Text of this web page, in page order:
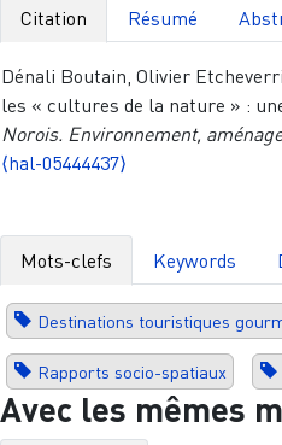
Citation Résumé
Dénali Boutain, Olivier
les « cultures de la nature » :
Norois. Environnement,
⟨hal-05444437⟩
Mots-clefs Keywords
Destinations touristiques
Rapports socio-spatiaux
Avec les mêmes